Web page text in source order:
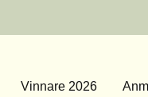
Vinnare 2026